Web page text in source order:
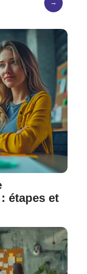
étapes et